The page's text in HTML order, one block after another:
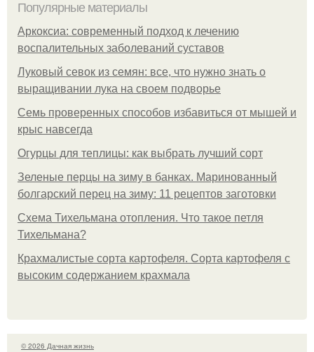
Популярные материалы
Аркоксиа: современный подход к лечению
воспалительных заболеваний суставов
Луковый севок из семян: все, что нужно знать о
выращивании лука на своем подворье
Семь проверенных способов избавиться от мышей и
крыс навсегда
Огурцы для теплицы: как выбрать лучший сорт
Зеленые перцы на зиму в банках. Маринованный
болгарский перец на зиму: 11 рецептов заготовки
Схема Тихельмана отопления. Что такое петля
Тихельмана?
Крахмалистые сорта картофеля. Сорта картофеля с
высоким содержанием крахмала
© 2026 Дачная жизнь